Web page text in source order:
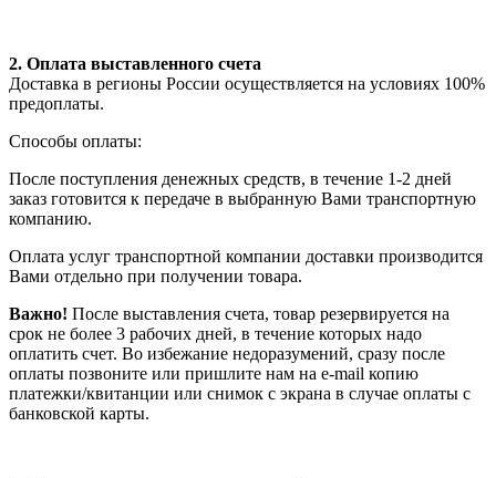
2. Оплата выставленного счета
Доставка в регионы России осуществляется на условиях 100%
предоплаты.
Способы оплаты:
После поступления денежных средств, в течение 1-2 дней
заказ готовится к передаче в выбранную Вами транспортную
компанию.
Оплата услуг транспортной компании доставки производится
Вами отдельно при получении товара.
Важно! После выставления счета, товар резервируется на
срок не более 3 рабочих дней, в течение которых надо
оплатить счет. Во избежание недоразумений, сразу после
оплаты позвоните или пришлите нам на e-mail копию
платежки/квитанции или снимок с экрана в случае оплаты с
банковской карты.